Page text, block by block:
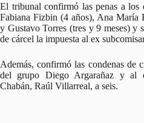
El tribunal confirmó las penas a los
Fabiana Fizbin (4 años), Ana María
y Gustavo Torres (tres y 9 meses) y
de cárcel la impuesta al ex
Además, confirmó las condenas de
del grupo Diego Argarañaz y al
Chabán, Raúl Villarreal, a seis.